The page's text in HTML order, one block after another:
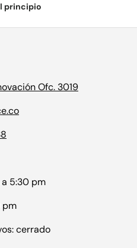
principio
Ofc. 3019
5:30 pm
pm
cerrado